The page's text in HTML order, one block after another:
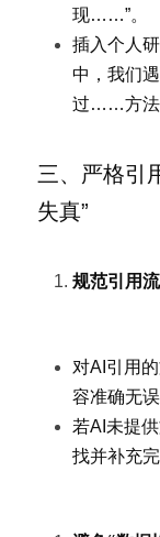
现……”。
插入个人
中，我们
过……方法
三、严格引
失真”
规范引用
对AI引用
容准确无误
若AI未提
找并补充